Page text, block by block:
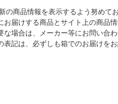
の商品情報を表示するよう努め
届けする商品とサイト上の商品
場合は、メーカー等にお問い合わ
表記は、必ずしも箱でのお届けを